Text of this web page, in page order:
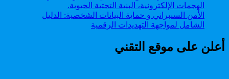
الأمن السيبراني و حماية البيانات الشخصية: الدليل
الشامل لمواجهة التهديدات الرقمية
أعلن على موقع التقني